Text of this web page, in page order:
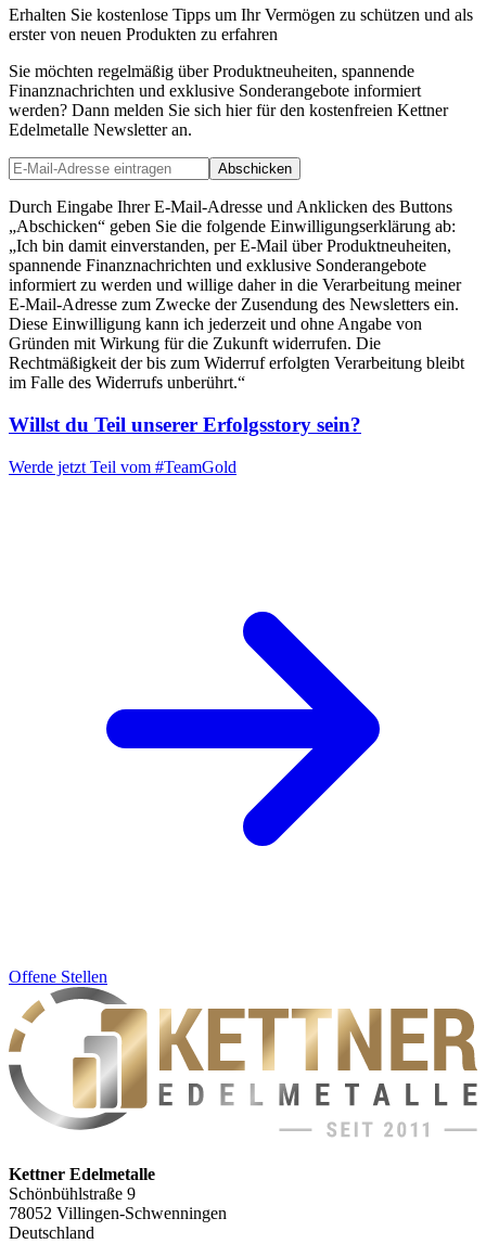
Erhalten Sie kostenlose Tipps um Ihr Vermögen zu schützen und als
erster von neuen Produkten zu erfahren
Sie möchten regelmäßig über Produktneuheiten, spannende
Finanznachrichten und exklusive Sonderangebote informiert
werden? Dann melden Sie sich hier für den kostenfreien Kettner
Edelmetalle Newsletter an.
Abschicken
Durch Eingabe Ihrer E-Mail-Adresse und Anklicken des Buttons
„Abschicken“ geben Sie die folgende Einwilligungserklärung ab:
„Ich bin damit einverstanden, per E-Mail über Produktneuheiten,
spannende Finanznachrichten und exklusive Sonderangebote
informiert zu werden und willige daher in die Verarbeitung meiner
E-Mail-Adresse zum Zwecke der Zusendung des Newsletters ein.
Diese Einwilligung kann ich jederzeit und ohne Angabe von
Gründen mit Wirkung für die Zukunft widerrufen. Die
Rechtmäßigkeit der bis zum Widerruf erfolgten Verarbeitung bleibt
im Falle des Widerrufs unberührt.“
Willst du Teil unserer Erfolgsstory sein?
Werde jetzt Teil vom #TeamGold
Offene Stellen
Kettner Edelmetalle
Schönbühlstraße 9
78052 Villingen-Schwenningen
Deutschland